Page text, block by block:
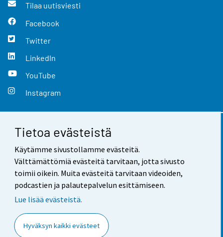
Tietoa evästeistä
Käytämme sivustollamme evästeitä.
Välttämättömiä evästeitä tarvitaan, jotta sivusto
toimii oikein. Muita evästeitä tarvitaan videoiden,
podcastien ja palautepalvelun esittämiseen.
Lue lisää evästeistä.
Hyväksyn kaikki evästeet
Tilaa uutisviesti
Facebook
Twitter
LinkedIn
YouTube
Instagram
Yhteystiedot
Palaute
Käyttöehdot
Saavutettavuus
Tietoa sivustosta